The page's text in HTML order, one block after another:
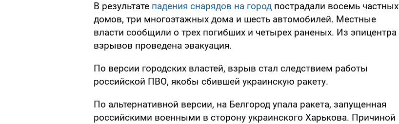
В результате падения снарядов на город пострадали восемь частных
домов, три многоэтажных дома и шесть автомобилей. Местные
власти сообщили о трех погибших и четырех раненых. Из эпицентра
взрывов проведена эвакуация.
По версии городских властей, взрыв стал следствием работы
российской ПВО, якобы сбившей украинскую ракету.
По альтернативной версии, на Белгород упала ракета, запущенная
российскими военными в сторону украинского Харькова. Причиной